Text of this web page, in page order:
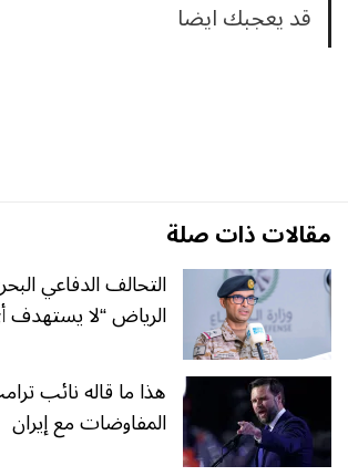
قد يعجبك ايضا
مقالات ذات صلة
التحالف الدفاعي
الرياض “لا يستهدف
هذا ما قاله نائب
المفاوضات مع إيران